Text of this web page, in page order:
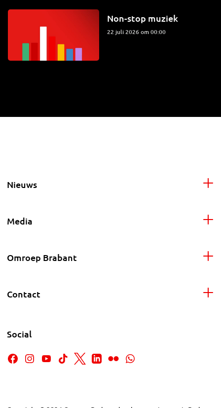
Non-stop muziek
22 juli 2026 om 00:00
Nieuws
Media
Omroep Brabant
Contact
Social